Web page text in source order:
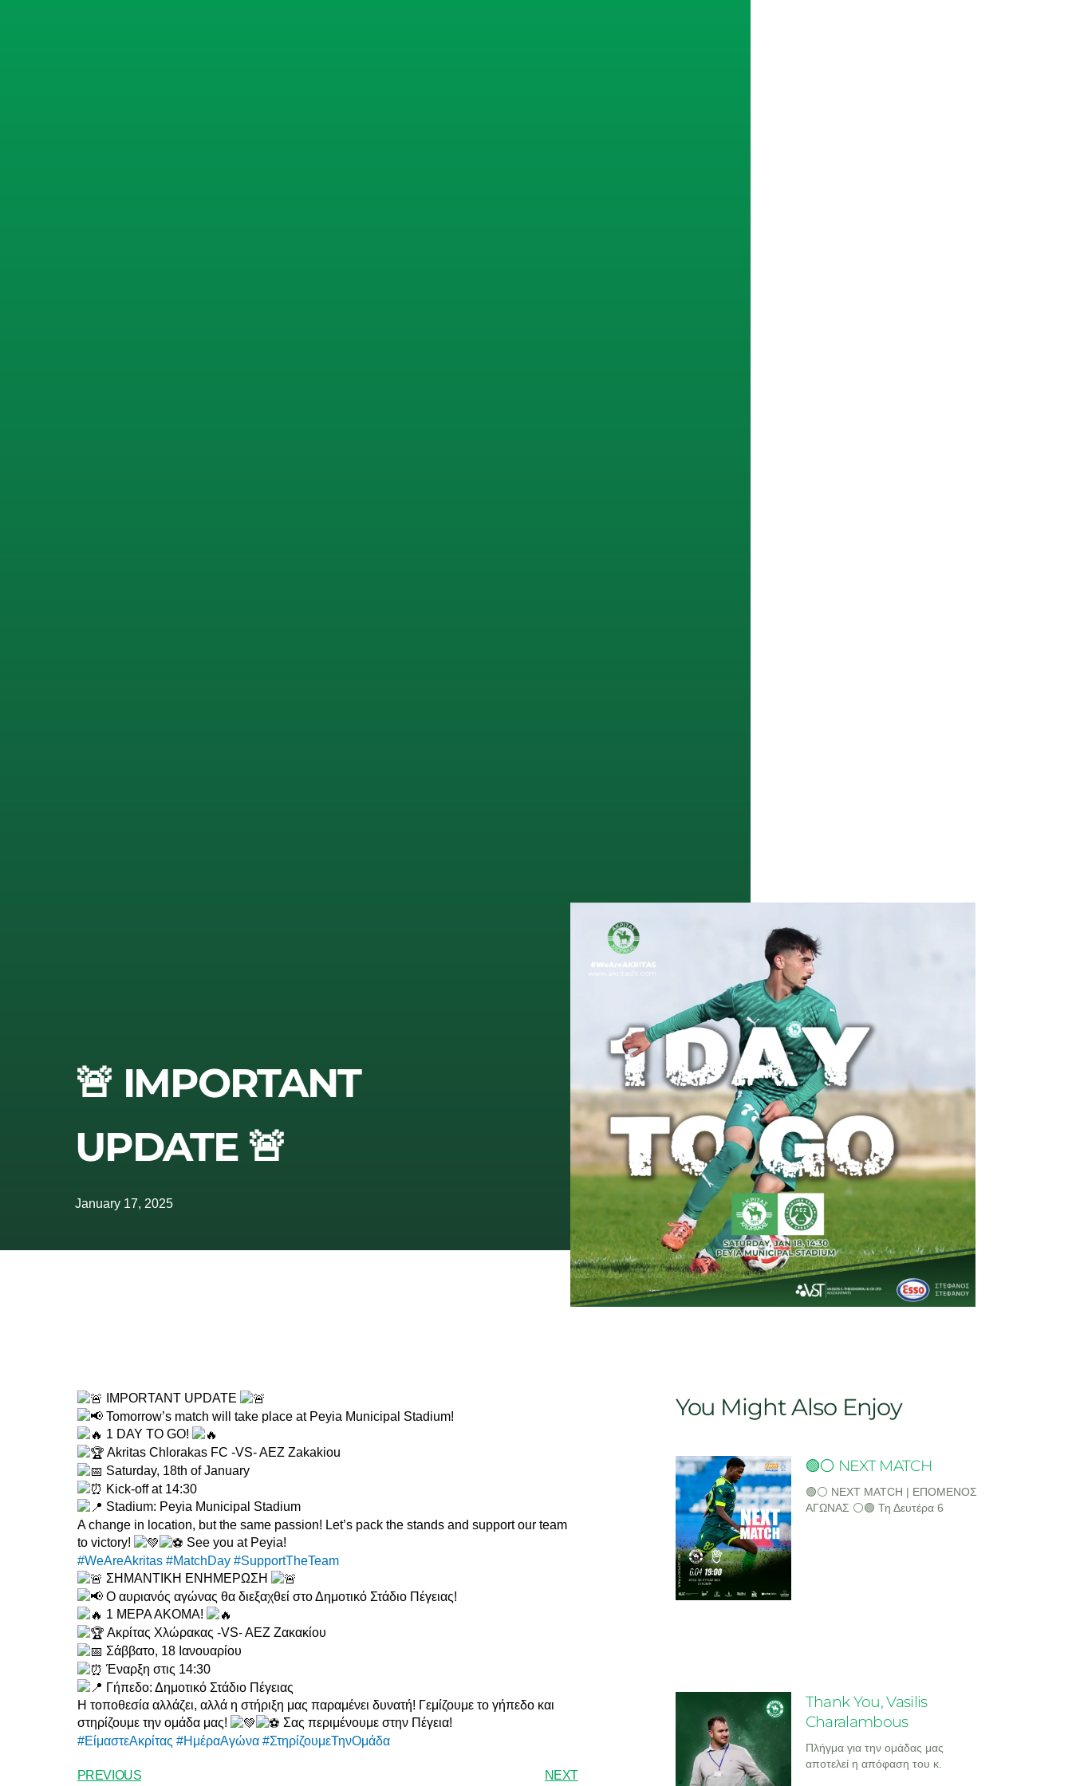
🚨 IMPORTANT
UPDATE 🚨
January 17, 2025
IMPORTANT UPDATE
Tomorrow’s match will take place at Peyia Municipal Stadium!
1 DAY TO GO!
Akritas Chlorakas FC -VS- AEZ Zakakiou
Saturday, 18th of January
Kick-off at 14:30
Stadium: Peyia Municipal Stadium
A change in location, but the same passion! Let’s pack the stands and support our team
to victory!
See you at Peyia!
#WeAreAkritas #MatchDay #SupportTheTeam
ΣΗΜΑΝΤΙΚΗ ΕΝΗΜΕΡΩΣΗ
Ο αυριανός αγώνας θα διεξαχθεί στο Δημοτικό Στάδιο Πέγειας!
1 ΜΕΡΑ ΑΚΟΜΑ!
Ακρίτας Χλώρακας -VS- AEZ Ζακακίου
Σάββατο, 18 Ιανουαρίου
Έναρξη στις 14:30
Γήπεδο: Δημοτικό Στάδιο Πέγειας
Η τοποθεσία αλλάζει, αλλά η στήριξη μας παραμένει δυνατή! Γεμίζουμε το γήπεδο και
στηρίζουμε την ομάδα μας!
Σας περιμένουμε στην Πέγεια!
#ΕίμαστεΑκρίτας #ΗμέραΑγώνα #ΣτηρίζουμεΤηνΟμάδα
PREVIOUS NEXT
You Might Also Enjoy
🟢⚪ NEXT MATCH
🟢⚪ NEXT MATCH | ΕΠΟΜΕΝΟΣ
ΑΓΩΝΑΣ ⚪🟢 Τη Δευτέρα 6
Thank You, Vasilis
Charalambous
Πλήγμα για την ομάδας μας
αποτελεί η απόφαση του κ.